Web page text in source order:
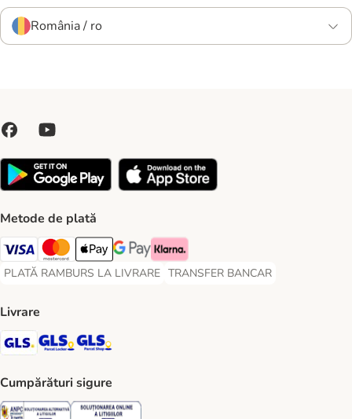
România / ro
Metode de plată
Visa Payment Method
Master Card Payment Method
Apple Pay Payment Method
Google Pay Payment Method
Klarna Payment Method
PLATĂ RAMBURS LA LIVRARE
PLATĂ RAMBURS LA LIVRARE Payment Method
TRANSFER BANCAR
TRANSFER BANCAR Payment
Livrare
GLS Shipping Method
GLS Locker Shipping Method
Cumpărături sigure
Security Security